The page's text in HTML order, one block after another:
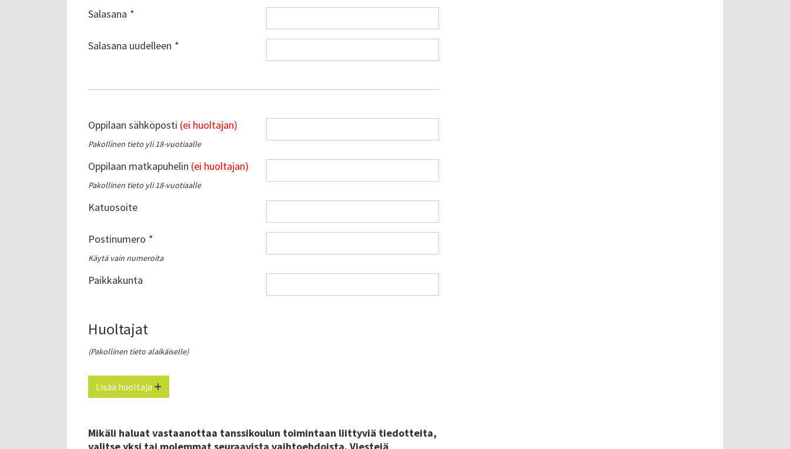
Salasana
Salasana uudelleen
Oppilaan sähköposti (ei huoltajan)
Pakollinen tieto yli 18-vuotiaalle
Oppilaan matkapuhelin (ei huoltajan)
Pakollinen tieto yli 18-vuotiaalle
Katuosoite
Postinumero
Käytä vain numeroita
Paikkakunta
Huoltajat
(Pakollinen tieto alaikäiselle)
Lisää huoltaja
Mikäli haluat vastaanottaa tanssikoulun toimintaan liittyviä tiedotteita,